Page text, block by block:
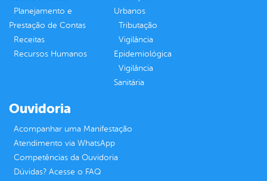
Planejamento e
Prestação de Contas
Receitas
Recursos Humanos
Urbanos
Tributação
Vigilância
Epidemiológica
Vigilância
Sanitária
Ouvidoria
Acompanhar uma Manifestação
Atendimento via WhatsApp
Competências da Ouvidoria
Dúvidas? Acesse o FAQ